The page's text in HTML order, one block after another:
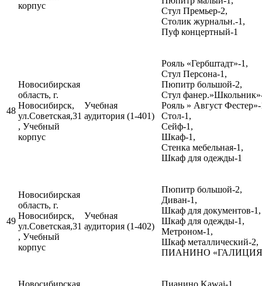
корпус
Стул Премьер-2,
Столик журнальн.-1,
Пуф концертный-1
48
Новосибирская
область, г.
Новосибирск,
ул.Советская,31
, Учебный
корпус
Учебная
аудитория (1-401)
Рояль «Гербштадт»-1,
Стул Персона-1,
Пюпитр большой-2,
Стул
Рояль » Август
Стол-1,
Сейф-1,
Шкаф-1,
Стенка мебельная-1,
Шкаф для одежды-1
49
Новосибирская
область, г.
Новосибирск,
ул.Советская,31
, Учебный
корпус
Учебная
аудитория (1-402)
Пюпитр большой-2,
Диван-1,
Шкаф для документов-1,
Шкаф для одежды-1,
Метроном-1,
Шкаф металлический-2,
ПИАНИНО
Новосибирская Пианино Kawai-1,